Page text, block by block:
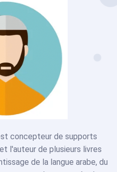
concepteur de supports
l'auteur de plusieurs livres
de la langue arabe, du